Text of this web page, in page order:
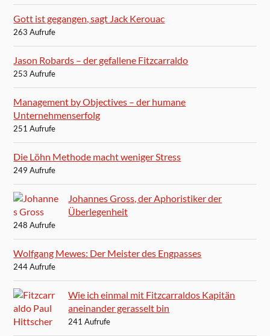
Gott ist gegangen, sagt Jack Kerouac
263 Aufrufe
Jason Robards – der gefallene Fitzcarraldo
253 Aufrufe
Management by Objectives – der humane
Unternehmenserfolg
251 Aufrufe
Die Löhn Methode macht weniger Stress
249 Aufrufe
Johannes Gross, der Aphoristiker der
Überlegenheit
248 Aufrufe
Wolfgang Mewes: Der Meister des Engpasses
244 Aufrufe
Wie ich einmal mit Fitzcarraldos Kapitän
aneinander gerasselt bin
241 Aufrufe